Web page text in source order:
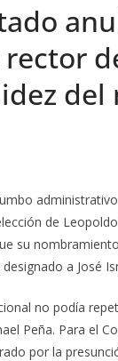
de
su
a José
no podía
Peña. Para el
por la